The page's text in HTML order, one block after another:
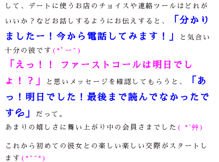
して、デートに使うお店のチョイスや連絡ツールはどれが
いいか？などお話しするようにお伝えすると、
「分かり
ましたー！今から電話してみます！」
と気合い
十分の彼です (*ﾟー^)
「えっ！！ ファーストコールは明日でし
ょ！？」
と思いメッセージを確認してもらうと、
「あ
っ！明日でした！最後まで読んでなかったで
す 💦 」
だって。
あまりの嬉しさに舞い上がり中の会員さまでした ( *´艸)
これから初めての彼女との楽しい楽しい交際がスタートし
ます (*^^*)